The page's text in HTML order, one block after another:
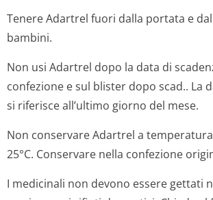
Tenere Adartrel fuori dalla portata e
bambini.
Non usi Adartrel dopo la data di
confezione e sul blister dopo scad.. La
si riferisce all’ultimo giorno del mese.
Non conservare Adartrel a
25°C. Conservare nella confezione
I medicinali non devono essere gettati